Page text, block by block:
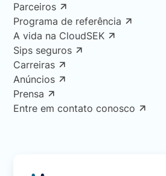
Parceiros
Programa de referência
A vida na CloudSEK
Sips seguros
Carreiras
Anúncios
Prensa
Entre em contato conosco